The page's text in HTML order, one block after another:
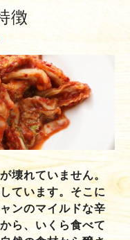
徴
壊れていません。
ています。そこに
ンのマイルドな辛
ら、いくら食べて